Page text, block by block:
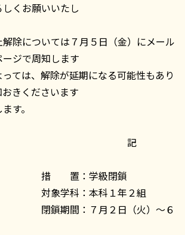
くお願いいたし
除については７月５日（金）にメール
ジで周知します
ては、解除が延期になる可能性もあり
きくださいます
す。
学級閉鎖
：本科１年２組
７月２日（火）～６